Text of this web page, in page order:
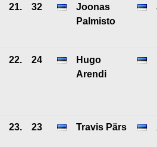
21. 32
Joonas
Palmisto
22. 24
Hugo
Arendi
23. 23 Travis Pärs